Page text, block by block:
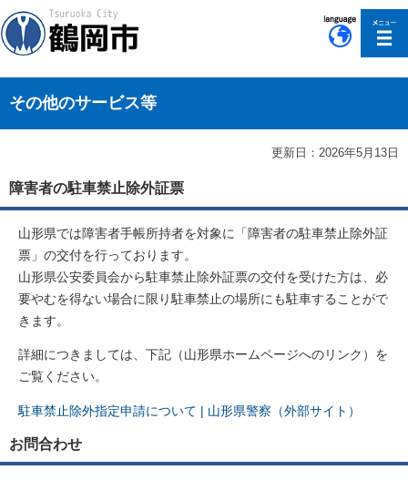
その他のサービス等
更新日：2026年5月13日
障害者の駐車禁止除外証票
山形県では障害者手帳所持者を対象に「障害者の駐車禁止除外証
票」の交付を行っております。
山形県公安委員会から駐車禁止除外証票の交付を受けた方は、必
要やむを得ない場合に限り駐車禁止の場所にも駐車することがで
きます。
詳細につきましては、下記（山形県ホームページへのリンク）を
ご覧ください。
駐車禁止除外指定申請について | 山形県警察（外部サイト）
お問合わせ